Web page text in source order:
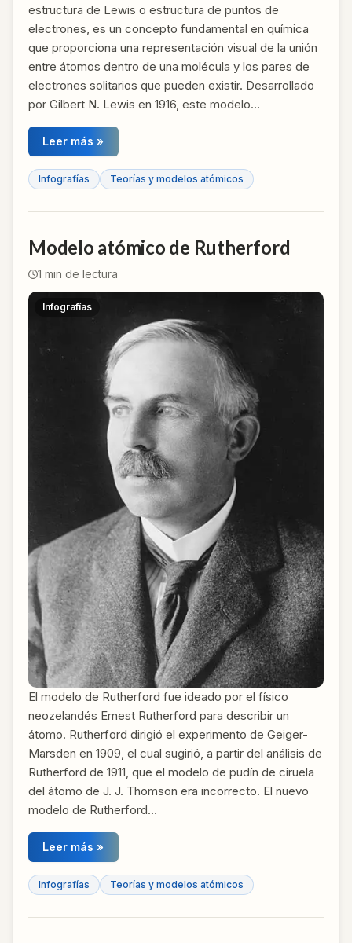
estructura de Lewis o estructura de puntos de
electrones, es un concepto fundamental en química
que proporciona una representación visual de la unión
entre átomos dentro de una molécula y los pares de
electrones solitarios que pueden existir. Desarrollado
por Gilbert N. Lewis en 1916, este modelo…
Leer más »
Infografías Teorías y modelos atómicos
Modelo atómico de Rutherford
1 min de lectura
Infografías
El modelo de Rutherford fue ideado por el físico
neozelandés Ernest Rutherford para describir un
átomo. Rutherford dirigió el experimento de Geiger-
Marsden en 1909, el cual sugirió, a partir del análisis de
Rutherford de 1911, que el modelo de pudín de ciruela
del átomo de J. J. Thomson era incorrecto. El nuevo
modelo de Rutherford…
Leer más »
Infografías Teorías y modelos atómicos